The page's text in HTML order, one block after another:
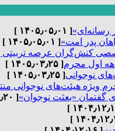
[ ۱۴۰۵٫۰۵٫۰۱ ]
پدر امت»[ ۱۴۰۵٫۰۵٫۰۱ ]
کنش‌گران عرصه تربیتی
اول محرم[ ۱۴۰۵٫۰۳٫۲۵ ]
نوجوانی[ ۱۴۰۵٫۰۳٫۲۵ ]
ویژه هیئت‌های نوجوانی
گفتمان «بعثت نوجوان»[ ۱۴۰۵٫۰۳٫۲۰ ]